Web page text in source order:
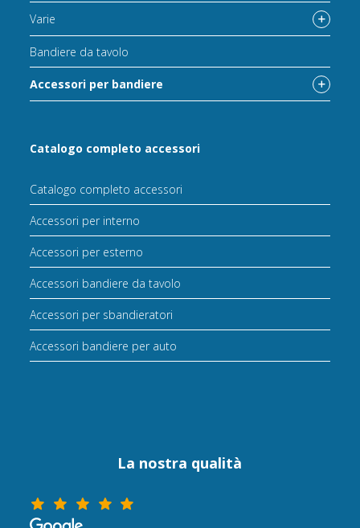
Varie
Bandiere da tavolo
Accessori per bandiere
Catalogo completo accessori
Catalogo completo accessori
Accessori per interno
Accessori per esterno
Accessori bandiere da tavolo
Accessori per sbandieratori
Accessori bandiere per auto
La nostra qualità